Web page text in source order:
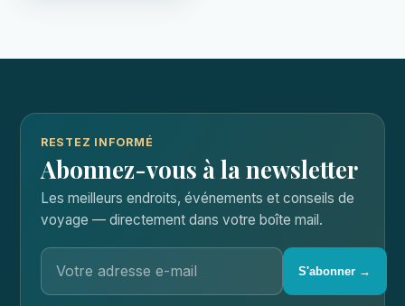
RESTEZ INFORMÉ
Abonnez-vous à la newsletter
Les meilleurs endroits, événements et conseils de
voyage — directement dans votre boîte mail.
S'abonner →